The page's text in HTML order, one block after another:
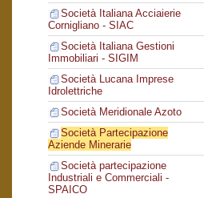
Società Italiana Acciaierie
Cornigliano - SIAC
Società Italiana Gestioni
Immobiliari - SIGIM
Società Lucana Imprese
Idrolettriche
Società Meridionale Azoto
Società Partecipazione
Aziende Minerarie
Società partecipazione
Industriali e Commerciali -
SPAICO